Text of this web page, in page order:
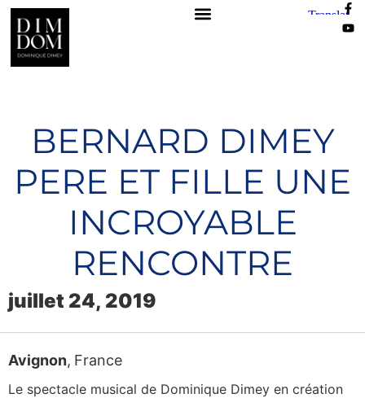
BERNARD DIMEY
PERE ET FILLE UNE
INCROYABLE
RENCONTRE
juillet 24, 2019
Avignon, France
Le spectacle musical de Dominique Dimey en création